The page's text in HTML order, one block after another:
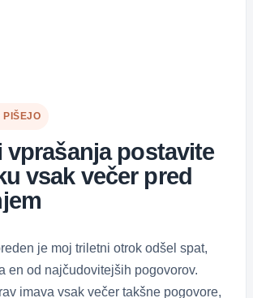
PIŠEJO
vprašanja postavite
vsak večer pred
je moj triletni otrok odšel spat,
en od najčudovitejših pogovorov.
imava vsak večer takšne pogovore,